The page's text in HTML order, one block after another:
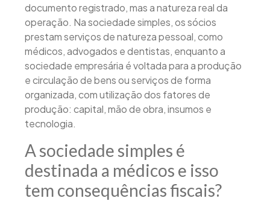
documento registrado, mas a natureza real da
operação. Na sociedade simples, os sócios
prestam serviços de natureza pessoal, como
médicos, advogados e dentistas, enquanto a
sociedade empresária é voltada para a produção
e circulação de bens ou serviços de forma
organizada, com utilização dos fatores de
produção: capital, mão de obra, insumos e
tecnologia.
A sociedade simples é
destinada a médicos e isso
tem consequências fiscais?